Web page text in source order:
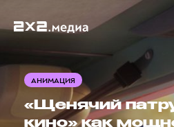
АНИМАЦИЯ
«Щенячий
кино» как